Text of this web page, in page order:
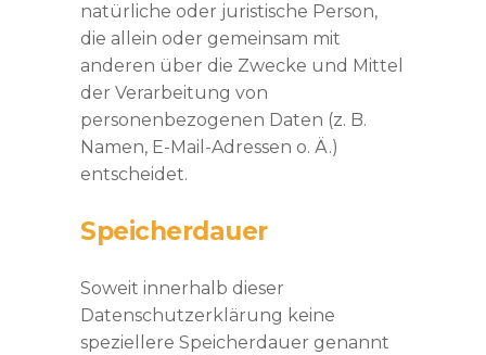
natürliche oder juristische Person,
die allein oder gemeinsam mit
anderen über die Zwecke und Mittel
der Verarbeitung von
personenbezogenen Daten (z. B.
Namen, E-Mail-Adressen o. Ä.)
entscheidet.
Speicherdauer
Soweit innerhalb dieser
Datenschutzerklärung keine
speziellere Speicherdauer genannt